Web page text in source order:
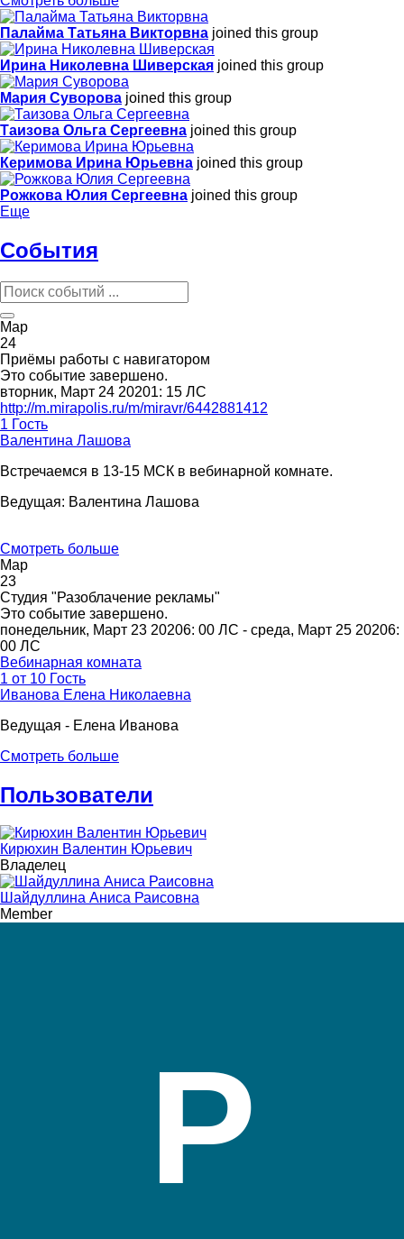
Палайма Татьяна Викторвна joined this group
Ирина Николевна Шиверская joined this group
Мария Суворова joined this group
Таизова Ольга Сергеевна joined this group
Керимова Ирина Юрьевна joined this group
Рожкова Юлия Сергеевна joined this group
Еще
События
Мар
24
Приёмы работы с навигатором
Это событие завершено.
вторник, Март 24 20201: 15 ЛС
http://m.mirapolis.ru/m/miravr/6442881412
1 Гость
Валентина Лашова
Встречаемся в 13-15 МСК в вебинарной комнате.
Ведущая: Валентина Лашова
Смотреть больше
Мар
23
Студия "Разоблачение рекламы"
Это событие завершено.
понедельник, Март 23 20206: 00 ЛС - среда, Март 25 20206:
00 ЛС
Вебинарная комната
1 от 10 Гость
Иванова Елена Николаевна
Ведущая - Елена Иванова
Смотреть больше
Пользователи
Кирюхин Валентин Юрьевич
Владелец
Шайдуллина Аниса Раисовна
Member
Р